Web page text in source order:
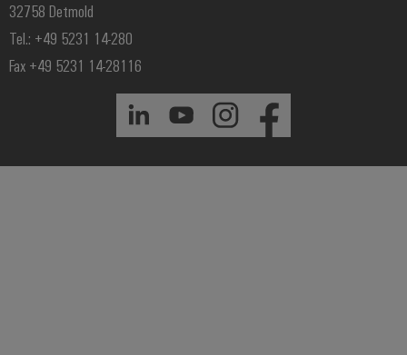
32758 Detmold
Tel.: +49 5231 14-280
Fax +49 5231 14-28116